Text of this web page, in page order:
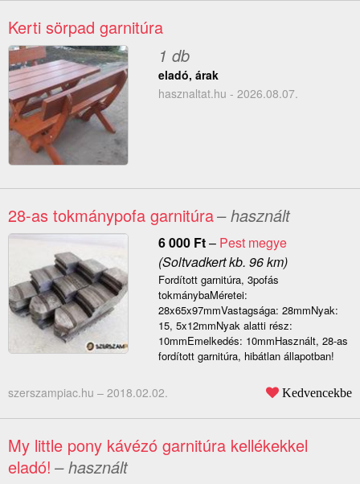
Kerti sörpad garnitúra
1 db
eladó, árak
hasznaltat.hu - 2026.08.07.
28-as tokmánypofa garnitúra– használt
6 000 Ft– Pest megye
(Soltvadkert kb. 96 km)
Fordított garnitúra, 3pofás
tokmánybaMéretei:
28x65x97mmVastagsága: 28mmNyak:
15, 5x12mmNyak alatti rész:
10mmEmelkedés: 10mmHasznált, 28-as
fordított garnitúra, hibátlan állapotban!
szerszampiac.hu – 2018.02.02. Kedvencekbe
My little pony kávézó garnitúra kellékekkel
eladó! – használt